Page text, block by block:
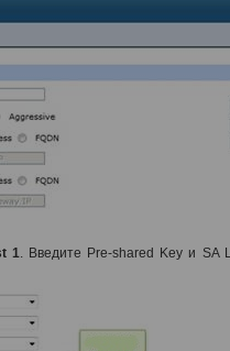
1.Введите Pre-shared Key и SA